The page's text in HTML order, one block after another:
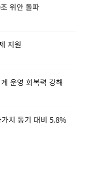
위안 돌파
지원
운영 회복력 강해
치 동기 대비 5.8%